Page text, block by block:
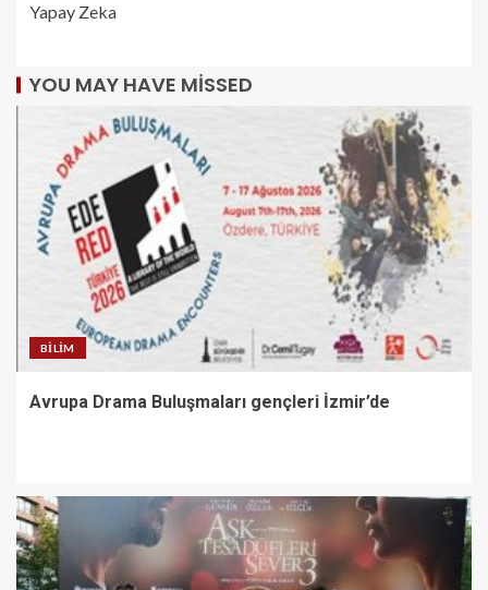
Yapay Zeka
YOU MAY HAVE MISSED
BILIM
Avrupa Drama Buluşmaları gençleri İzmir’de